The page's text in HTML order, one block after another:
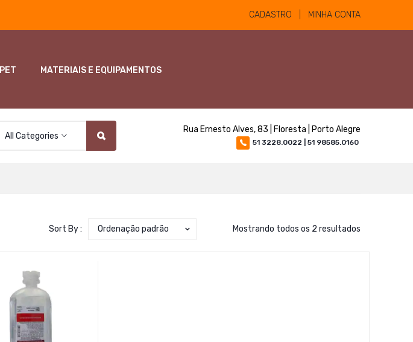
CADASTRO | MINHA CONTA
PET MATERIAIS E EQUIPAMENTOS
All Categories
Rua Ernesto Alves, 83 | Floresta | Porto Alegre
51 3228.0022 | 51 98585.0160
Mostrando todos os 2 resultados
Sort By : Ordenação padrão